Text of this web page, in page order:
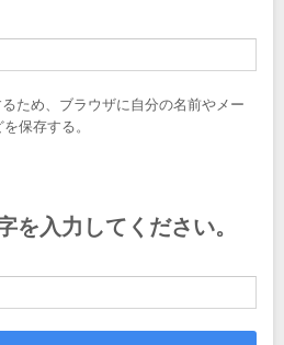
ため、ブラウザに自分の名前やメー
保存する。
を入力してください。